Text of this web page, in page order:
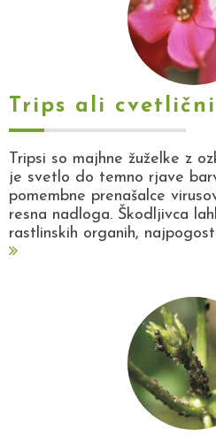
Trips ali
Tripsi so majhne žuželke z
je svetlo do temno rjave
pomembne prenašalce
resna nadloga. Škodljivca
rastlinskih organih,